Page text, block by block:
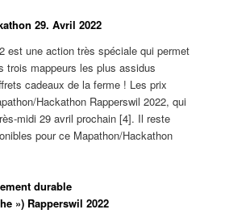
29. Avril 2022
est une action très spéciale qui permet
trois mappeurs les plus assidus
cadeaux de la ferme ! Les prix
Hackathon Rapperswil 2022, qui
midi 29 avril prochain [4]. Il reste
pour ce Mapathon/Hackathon
durable
») Rapperswil 2022